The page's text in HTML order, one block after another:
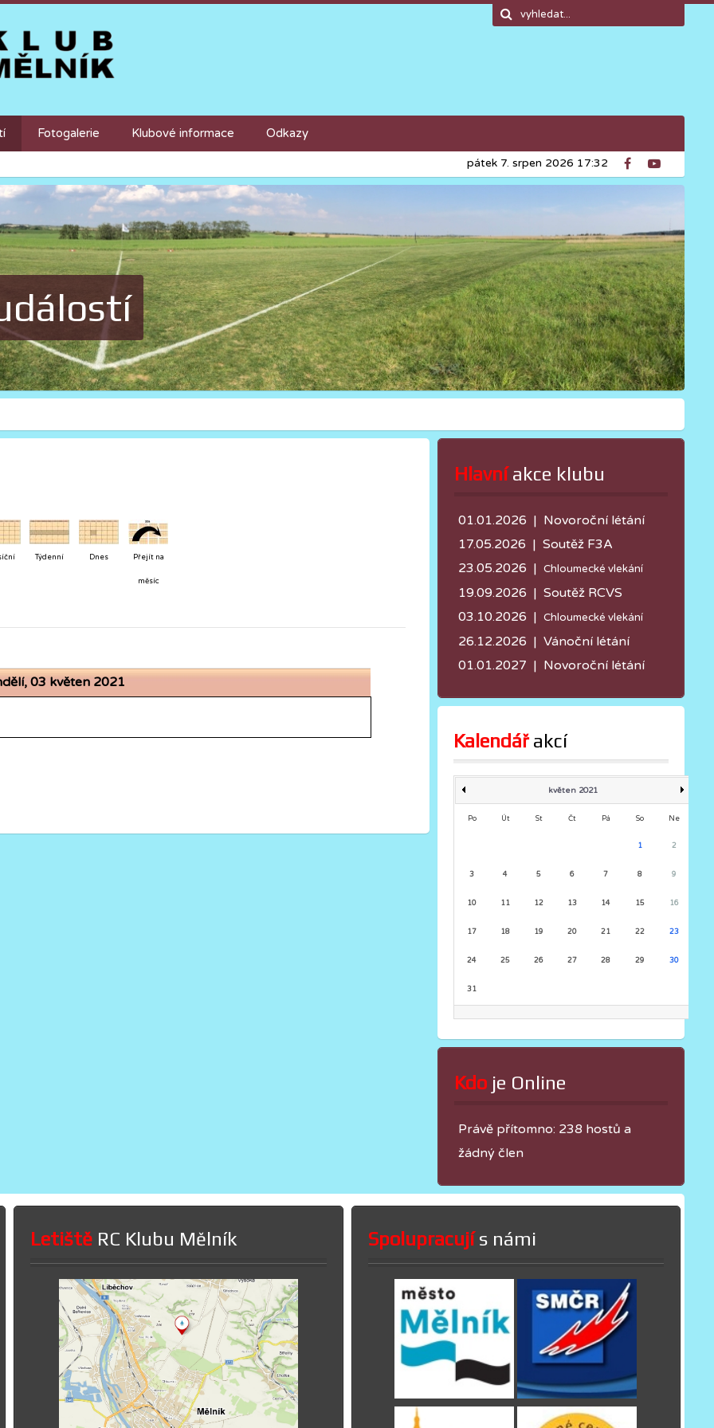
Fotogalerie Klubové informace Odkazy
pátek 7. srpen 2026 17:32
Týdenní Dnes Přejít na
měsíc
03 květen 2021
Hlavní akce klubu
01.01.2026 | Novoroční létání
17.05.2026 | Soutěž F3A
23.05.2026 | Chloumecké vlekání
19.09.2026 | Soutěž RCVS
03.10.2026 | Chloumecké vlekání
26.12.2026 | Vánoční létání
01.01.2027 | Novoroční létání
Kalendář akcí
květen 2021
Po Út St Čt Pá So Ne
1 2
3 4 5 6 7 8 9
10 11 12 13 14 15 16
17 18 19 20 21 22 23
24 25 26 27 28 29 30
31
Kdo je Online
Právě přítomno: 238 hostů a
žádný člen
Letiště RC Klubu Mělník Spolupracujís námi